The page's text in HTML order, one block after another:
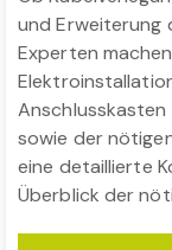
und Erweiterung
Experten
sowie der
eine detaillierte
Überblick der